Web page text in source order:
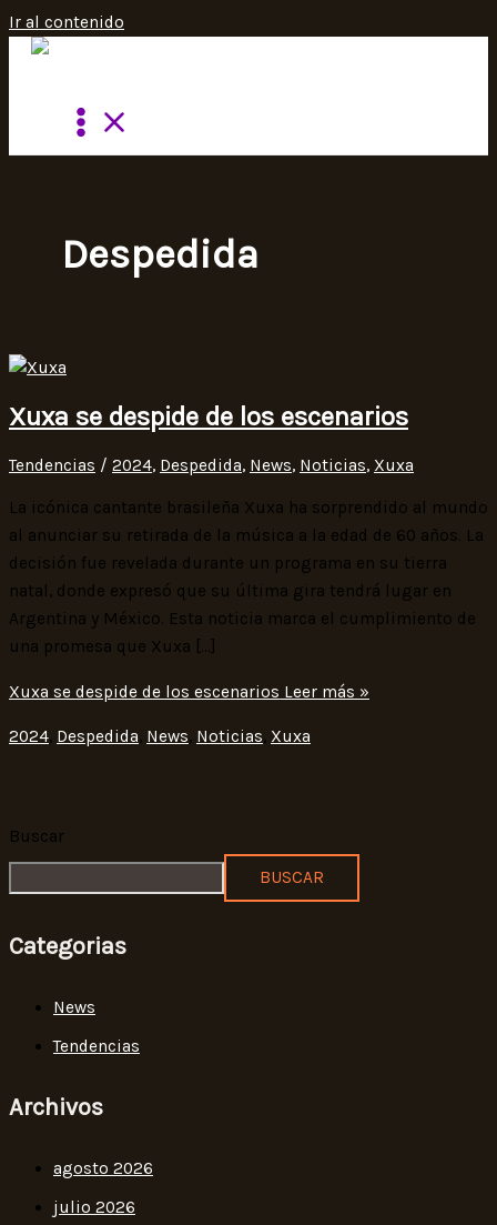
Ir al contenido
Despedida
Xuxa se despide de los escenarios
Tendencias / 2024, Despedida, News, Noticias, Xuxa
La icónica cantante brasileña Xuxa ha sorprendido al mundo
al anunciar su retirada de la música a la edad de 60 años. La
decisión fue revelada durante un programa en su tierra
natal, donde expresó que su última gira tendrá lugar en
Argentina y México. Esta noticia marca el cumplimiento de
una promesa que Xuxa […]
Xuxa se despide de los escenarios Leer más »
2024, Despedida, News, Noticias, Xuxa
Buscar
BUSCAR
Categorias
News
Tendencias
Archivos
agosto 2026
julio 2026